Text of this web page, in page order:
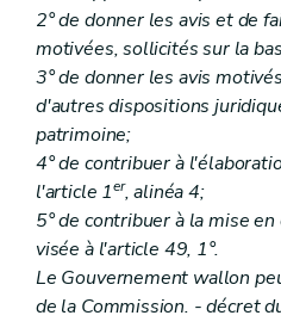
Art. 419
Art. 420
Art. 421
Art. 422
Art. 423
Art. 424
Art. 425
Art. 426
Art. 427
Art. 428
Art. 429
Art. 430
Chapitre XVII
Art. 431
2° de donner les avis et de
motivées, sollicités sur la
3° de donner les avis
d'autres dispositions
patrimoine;
4° de contribuer à
l'article 1er, alinéa 4;
5° de contribuer à la mise
visée à l'article 49, 1°.
Le Gouvernement wallon
de la Commission. - décret